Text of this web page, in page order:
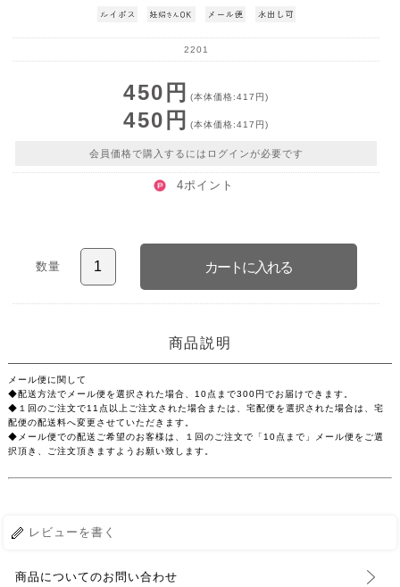
2201
450円 (本体価格:417円)
450円 (本体価格:417円)
会員価格で購入するにはログインが必要です
4ポイント
数量
商品説明
メール便に関して
◆配送方法でメール便を選択された場合、10点まで300円でお届けできます。
◆１回のご注文で11点以上ご注文された場合または、宅配便を選択された場合は、宅
配便の配送料へ変更させていただきます。
◆メール便での配送ご希望のお客様は、１回のご注文で「10点まで」メール便をご選
択頂き、ご注文頂きますようお願い致します。
レビューを書く
商品についてのお問い合わせ